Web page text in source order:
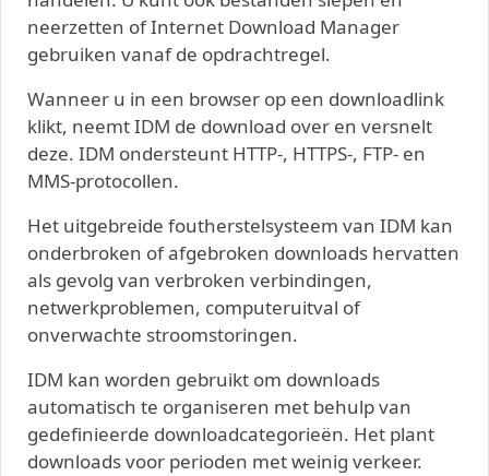
neerzetten of Internet Download Manager
gebruiken vanaf de opdrachtregel.
Wanneer u in een browser op een downloadlink
klikt, neemt IDM de download over en versnelt
deze. IDM ondersteunt HTTP-, HTTPS-, FTP- en
MMS-protocollen.
Het uitgebreide foutherstelsysteem van IDM kan
onderbroken of afgebroken downloads hervatten
als gevolg van verbroken verbindingen,
netwerkproblemen, computeruitval of
onverwachte stroomstoringen.
IDM kan worden gebruikt om downloads
automatisch te organiseren met behulp van
gedefinieerde downloadcategorieën. Het plant
downloads voor perioden met weinig verkeer.